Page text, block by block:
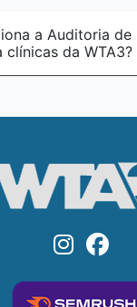
a Auditoria de
da WTA3?